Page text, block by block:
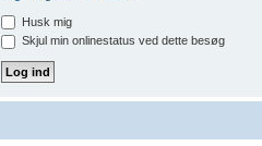
Husk mig
Skjul min onlinestatus ved dette besøg